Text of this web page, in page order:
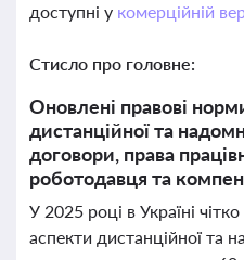
доступні у комерційній
Стисло про головне:
Оновлені правові
дистанційної та
договори, права
роботодавця та
У 2025 році в Україні
аспекти дистанційної та